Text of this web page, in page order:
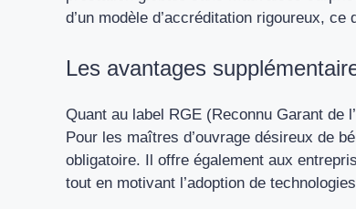
d’un modèle d’accréditation rigoureux,
Les avantages
Quant au label RGE (Reconnu Garant de
Pour les maîtres d’ouvrage désireux de
obligatoire. Il offre également aux
tout en motivant l’adoption de